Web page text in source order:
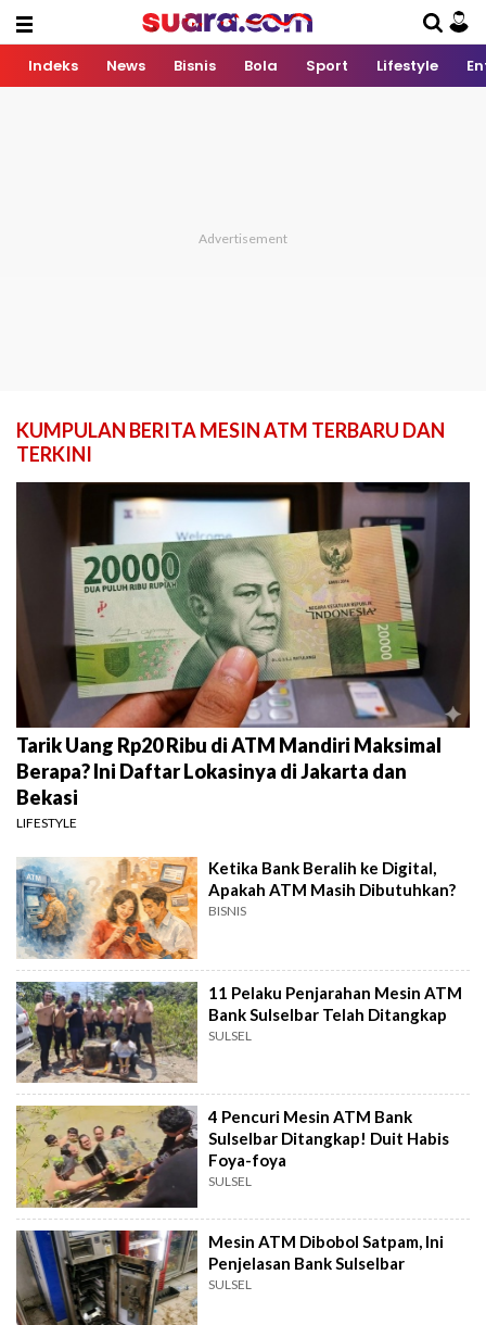
Indeks News Bisnis Bola Sport Lifestyle
KUMPULAN BERITA MESIN ATM TERBARU DAN
TERKINI
Tarik Uang Rp20 Ribu di ATM Mandiri Maksimal
Berapa? Ini Daftar Lokasinya di Jakarta dan
Bekasi
LIFESTYLE
Ketika Bank Beralih ke Digital,
Apakah ATM Masih Dibutuhkan?
BISNIS
11 Pelaku Penjarahan Mesin ATM
Bank Sulselbar Telah Ditangkap
SULSEL
4 Pencuri Mesin ATM Bank
Sulselbar Ditangkap! Duit Habis
Foya-foya
SULSEL
Mesin ATM Dibobol Satpam, Ini
Penjelasan Bank Sulselbar
SULSEL